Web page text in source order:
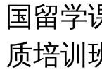
国留学
质培训